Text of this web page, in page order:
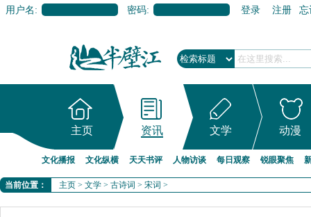
用户名: 密码: 登录 注册 忘
主页 资讯 文学 动漫
文化播报 文化纵横 天天书评 人物访谈 每日观察 锐眼聚焦
当前位置： 主页 > 文学 > 古诗词 > 宋词 >